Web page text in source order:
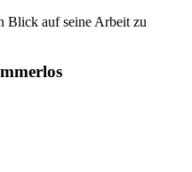
Blick auf seine Arbeit zu